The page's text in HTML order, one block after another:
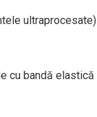
ultraprocesate)
cu bandă elastică